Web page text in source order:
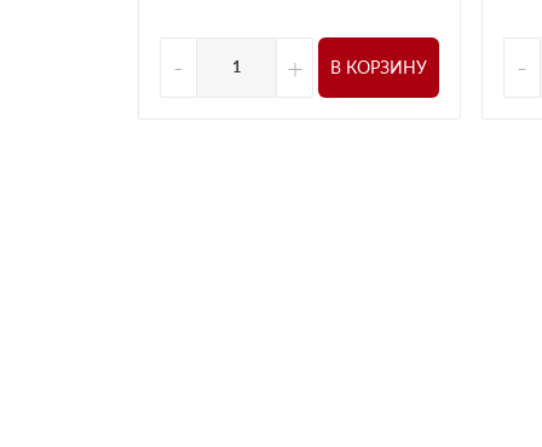
- + В КОРЗИНУ -